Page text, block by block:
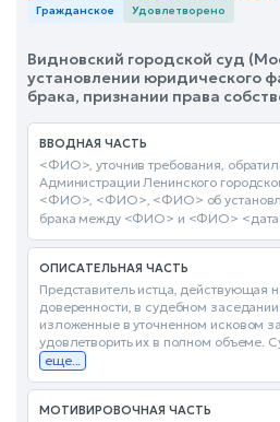
Гражданское Удовлетворено
Видновский городской суд
установлении юридического
брака, признании права
ВВОДНАЯ ЧАСТЬ
<ФИО>, уточнив требования,
Администрации Ленинского
<ФИО>, <ФИО>, <ФИО> об
брака между <ФИО> и <ФИО>
ОПИСАТЕЛЬНАЯ ЧАСТЬ
Представитель истца, действующая
доверенности, в судебном
изложенные в уточненном исковом
удовлетворить их в полном объеме.
еще...
МОТИВИРОВОЧНАЯ ЧАСТЬ